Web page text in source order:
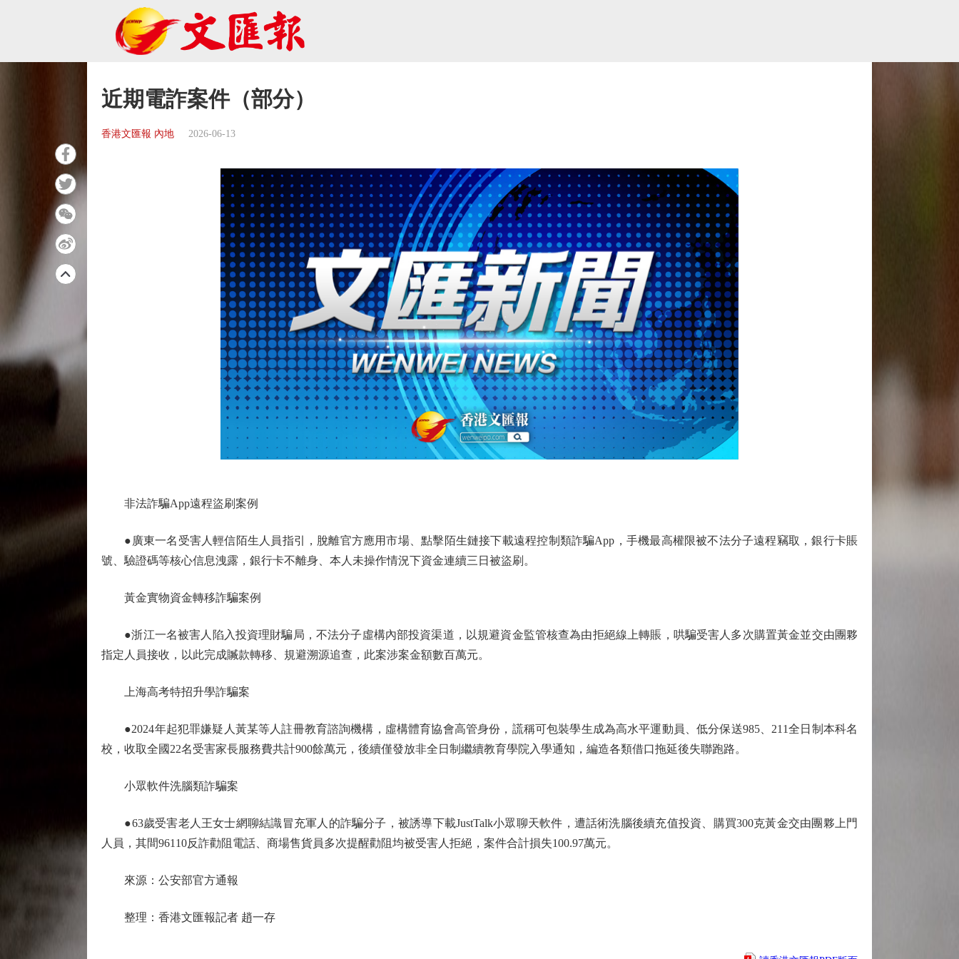
近期電詐案件（部分）
香港文匯報 內地 2026-06-13
非法詐騙App遠程盜刷案例
●廣東一名受害人輕信陌生人員指引，脫離官方應用市場、點擊陌生鏈接下載遠程控制類詐騙App，手機最高權限被不法分子遠程竊取，銀行卡賬
號、驗證碼等核心信息洩露，銀行卡不離身、本人未操作情況下資金連續三日被盜刷。
黃金實物資金轉移詐騙案例
●浙江一名被害人陷入投資理財騙局，不法分子虛構內部投資渠道，以規避資金監管核查為由拒絕線上轉賬，哄騙受害人多次購置黃金並交由團夥
指定人員接收，以此完成贓款轉移、規避溯源追查，此案涉案金額數百萬元。
上海高考特招升學詐騙案
●2024年起犯罪嫌疑人黃某等人註冊教育諮詢機構，虛構體育協會高管身份，謊稱可包裝學生成為高水平運動員、低分保送985、211全日制本科名
校，收取全國22名受害家長服務費共計900餘萬元，後續僅發放非全日制繼續教育學院入學通知，編造各類借口拖延後失聯跑路。
小眾軟件洗腦類詐騙案
●63歲受害老人王女士網聊結識冒充軍人的詐騙分子，被誘導下載JustTalk小眾聊天軟件，遭話術洗腦後續充值投資、購買300克黃金交由團夥上門
人員，其間96110反詐勸阻電話、商場售貨員多次提醒勸阻均被受害人拒絕，案件合計損失100.97萬元。
來源：公安部官方通報
整理：香港文匯報記者 趙一存